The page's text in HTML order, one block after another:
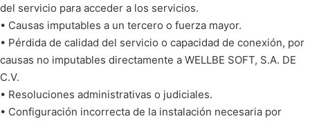
del servicio para acceder a los servicios.
• Causas imputables a un tercero o fuerza mayor.
• Pérdida de calidad del servicio o capacidad de conexión, por
causas no imputables directamente a WELLBE SOFT, S.A. DE
C.V.
• Resoluciones administrativas o judiciales.
• Configuración incorrecta de la instalación necesaria por